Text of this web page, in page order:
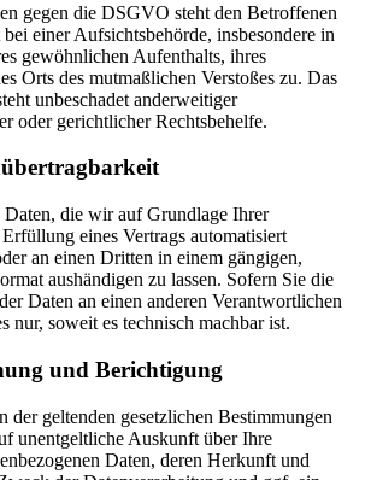
gegen die DSGVO steht den Betroffenen
einer Aufsichtsbehörde, insbesondere in
gewöhnlichen Aufenthalts, ihres
Orts des mutmaßlichen Verstoßes zu. Das
unbeschadet anderweitiger
oder gerichtlicher Rechtsbehelfe.
Daten, die wir auf Grundlage Ihrer
eines Vertrags automatisiert
an einen Dritten in einem gängigen,
aushändigen zu lassen. Sofern Sie die
Daten an einen anderen Verantwortlichen
nur, soweit es technisch machbar ist.
und Berichtigung
der geltenden gesetzlichen Bestimmungen
unentgeltliche Auskunft über Ihre
Daten, deren Herkunft und